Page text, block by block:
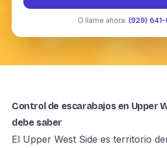
O llame ahora: (929)
Control de escarabajos en Upper
debe saber
El Upper West Side es territorio